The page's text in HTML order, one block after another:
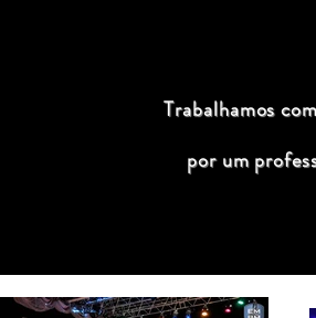
Trabalhamos
por um